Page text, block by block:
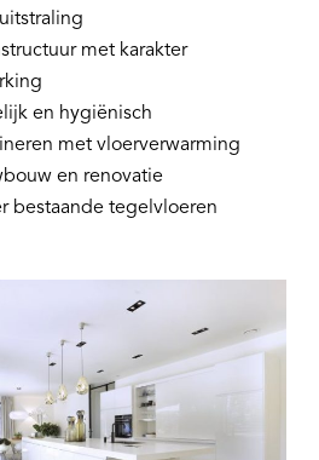
met karakter
en hygiënisch
met vloerverwarming
en renovatie
bestaande tegelvloeren